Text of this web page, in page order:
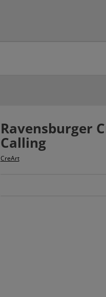
Ravensburger
Calling
CreArt